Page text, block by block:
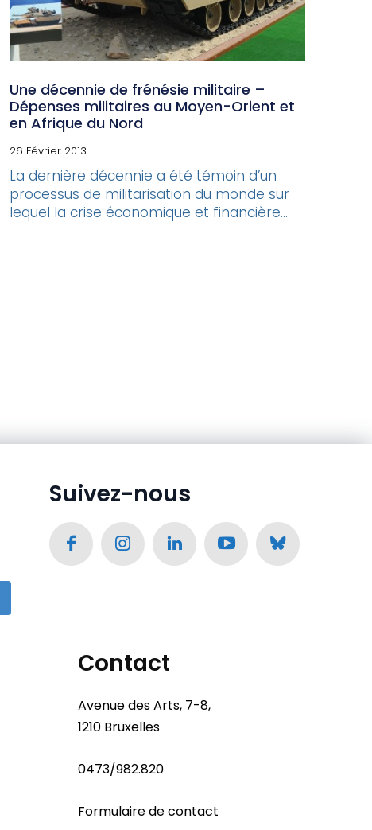
Une décennie de frénésie militaire –
Dépenses militaires au Moyen-Orient et
en Afrique du Nord
26 Février 2013
La dernière décennie a été témoin d’un
processus de militarisation du monde sur
lequel la crise économique et financière...
Suivez-nous
Contact
Avenue des Arts, 7-8,
1210 Bruxelles
0473/982.820
Formulaire de contact